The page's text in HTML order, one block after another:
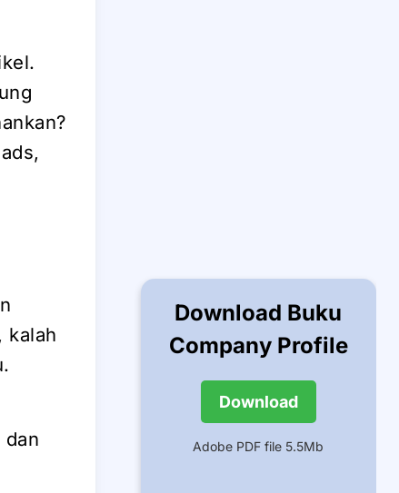
kalah
Download Buku
Company Profile
Download
Adobe PDF file 5.5Mb